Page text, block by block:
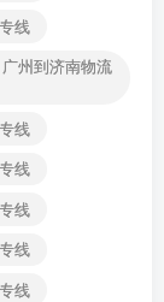
线
州到济南物流
线
线
线
线
线